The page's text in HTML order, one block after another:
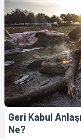
Geri Kabul
Ne?